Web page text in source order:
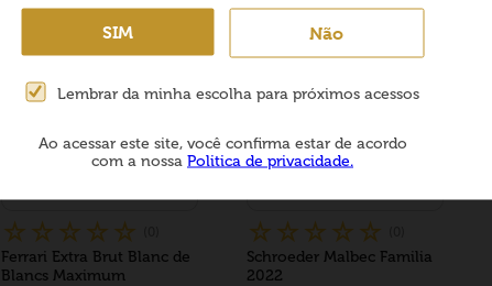
SIM Não
Lembrar da minha escolha para próximos acessos
Ao acessar este site, você confirma estar de acordo
com a nossa Politica de privacidade.
☆ ☆ ☆ ☆ ☆
Ferrari Extra Brut Blanc de
Blancs Maximum
☆ ☆ ☆ ☆ ☆
Schroeder Malbec Familia
2022